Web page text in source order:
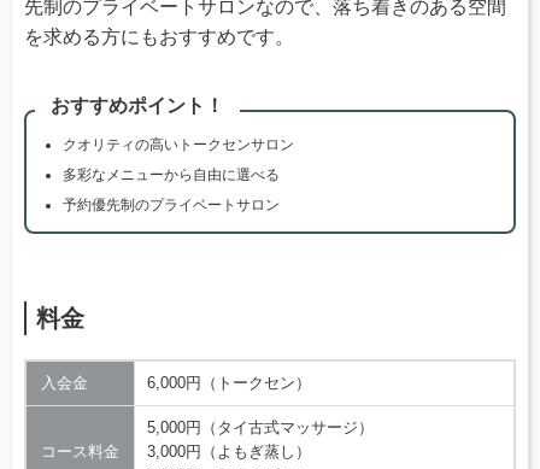
先制のプライベートサロンなので、落ち着きのある空間
を求める方にもおすすめです。
おすすめポイント！
クオリティの高いトークセンサロン
多彩なメニューから自由に選べる
予約優先制のプライベートサロン
料金
入会金 6,000円（トークセン）
コース料金
5,000円（タイ古式マッサージ）
3,000円（よもぎ蒸し）